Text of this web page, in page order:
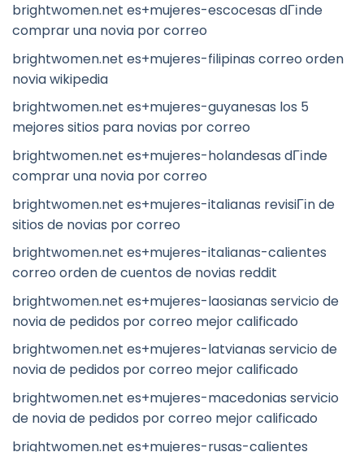
brightwomen.net es+mujeres-escocesas dГіnde
comprar una novia por correo
brightwomen.net es+mujeres-filipinas correo orden
novia wikipedia
brightwomen.net es+mujeres-guyanesas los 5
mejores sitios para novias por correo
brightwomen.net es+mujeres-holandesas dГіnde
comprar una novia por correo
brightwomen.net es+mujeres-italianas revisiГіn de
sitios de novias por correo
brightwomen.net es+mujeres-italianas-calientes
correo orden de cuentos de novias reddit
brightwomen.net es+mujeres-laosianas servicio de
novia de pedidos por correo mejor calificado
brightwomen.net es+mujeres-latvianas servicio de
novia de pedidos por correo mejor calificado
brightwomen.net es+mujeres-macedonias servicio
de novia de pedidos por correo mejor calificado
brightwomen.net es+mujeres-rusas-calientes